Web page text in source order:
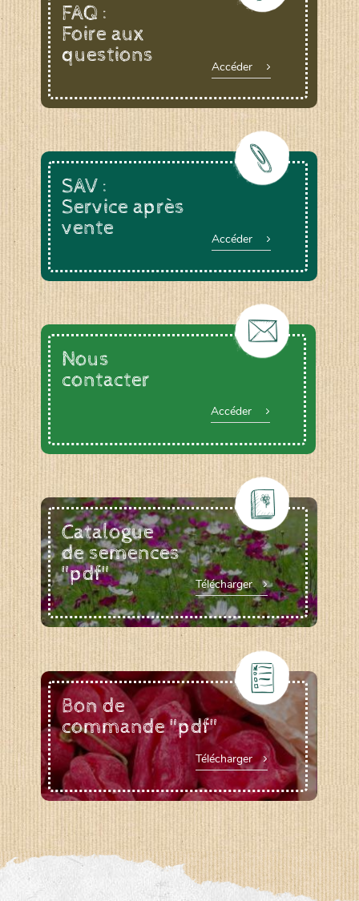
FAQ :
Foire aux
questions
Accéder
SAV :
Service après
vente
Accéder
Nous
contacter
Accéder
Catalogue
de semences
"pdf"
Télécharger
Bon de
commande "pdf"
Télécharger